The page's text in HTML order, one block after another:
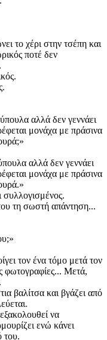
το χέρι στην τσέπη και
ποτέ δεν
αλλά δεν γεννάει
μονάχα με πράσινα
αλλά δεν γεννάει
μονάχα με πράσινα
συλλογισμένος.
τη σωστή απάντηση...
τον ένα τόμο μετά τον
φωτογραφίες... Μετά,
βαλίτσα και βγάζει από
να
ενώ κάνει
του.